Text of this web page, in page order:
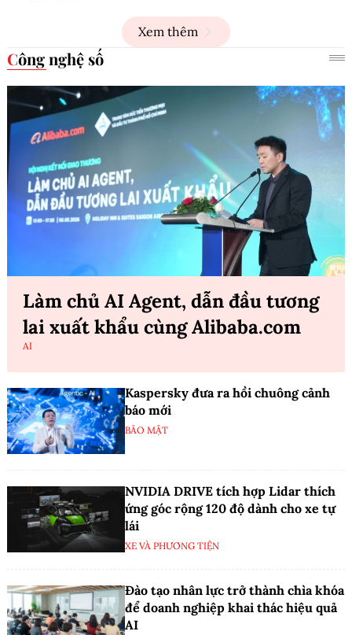
Xem thêm
Công nghệ số
Làm chủ AI Agent, dẫn đầu tương
lai xuất khẩu cùng Alibaba.com
AI
Kaspersky đưa ra hồi chuông cảnh
báo mới
BẢO MẬT
NVIDIA DRIVE tích hợp Lidar thích
ứng góc rộng 120 độ dành cho xe tự
lái
XE VÀ PHƯƠNG TIỆN
Đào tạo nhân lực trở thành chìa khóa
để doanh nghiệp khai thác hiệu quả
AI